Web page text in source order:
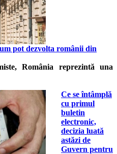
pot dezvolta românii din
România reprezintă una
Ce se întâmplă
cu primul
buletin
electronic,
decizia luată
astăzi de
Guvern pentru